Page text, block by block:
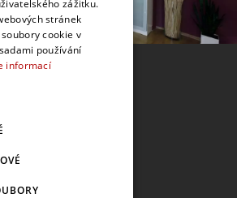
zážitku.
stránek
cookie v
používání
informací